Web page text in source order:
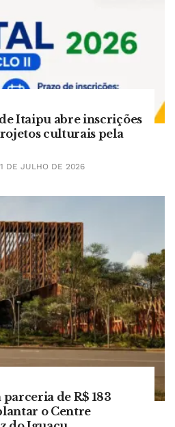
Itaipu abre inscrições
culturais pela
DE JULHO DE 2026
de R$ 183
o Centre